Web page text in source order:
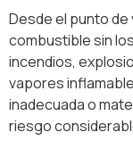
Desde el punto
combustible sin
incendios,
vapores
inadecuada o
riesgo